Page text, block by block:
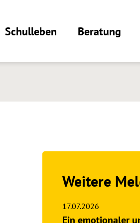
Schulleben Beratung
Weitere
17.07.2026
Ein emotionaler